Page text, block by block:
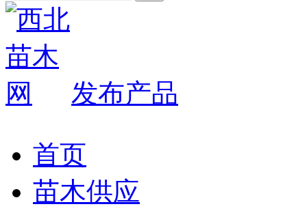
发布产品
首页
苗木供应